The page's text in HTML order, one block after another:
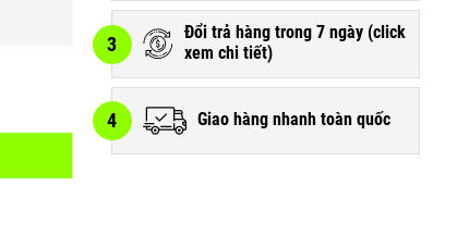
3 Đổi trả hàng trong 7 ngày (click
xem chi tiết)
4 Giao hàng nhanh toàn quốc